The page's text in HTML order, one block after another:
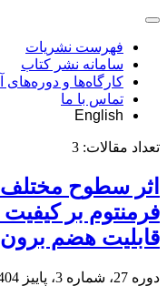
فهرست نشریات
سامانه نشر کتاب
کارگاه‌ها و
تماس با ما
English
تعداد مقالات: 3
اثر سطوح مختلف
فرمنتوم بر
قابلیت هضم
دوره 27، شماره 3، پاییز 1404، صفحه